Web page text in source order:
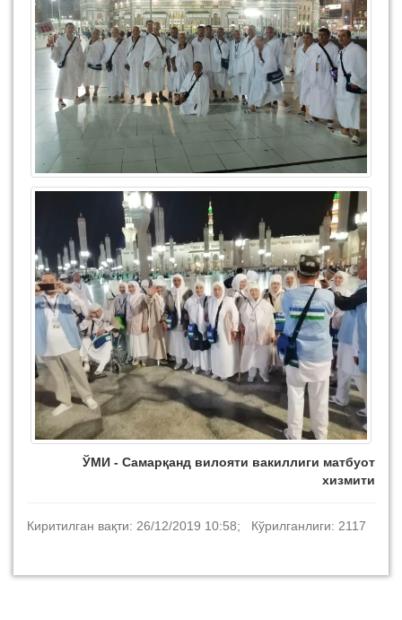
ЎМИ - Самарқанд вилояти вакиллиги матбуот
хизмити
Киритилган вақти: 26/12/2019 10:58; Кўрилганлиги: 2117